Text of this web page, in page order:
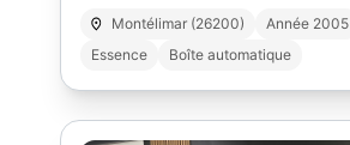
Montélimar (26200) Année 2005
Essence
Boîte automatique